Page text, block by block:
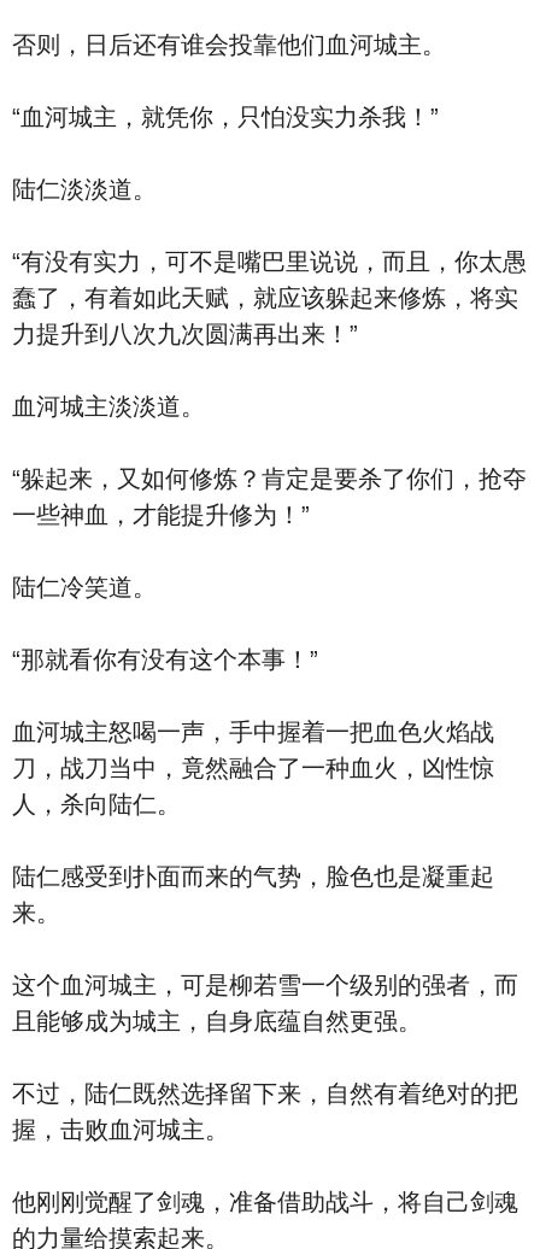
否则，日后还有谁会投靠他们血河城主。
“血河城主，就凭你，只怕没实力杀我！”
陆仁淡淡道。
“有没有实力，可不是嘴巴里说说，而且，你太愚
蠢了，有着如此天赋，就应该躲起来修炼，将实
力提升到八次九次圆满再出来！”
血河城主淡淡道。
“躲起来，又如何修炼？肯定是要杀了你们，抢夺
一些神血，才能提升修为！”
陆仁冷笑道。
“那就看你有没有这个本事！”
血河城主怒喝一声，手中握着一把血色火焰战
刀，战刀当中，竟然融合了一种血火，凶性惊
人，杀向陆仁。
陆仁感受到扑面而来的气势，脸色也是凝重起
来。
这个血河城主，可是柳若雪一个级别的强者，而
且能够成为城主，自身底蕴自然更强。
不过，陆仁既然选择留下来，自然有着绝对的把
握，击败血河城主。
他刚刚觉醒了剑魂，准备借助战斗，将自己剑魂
的力量给摸索起来。